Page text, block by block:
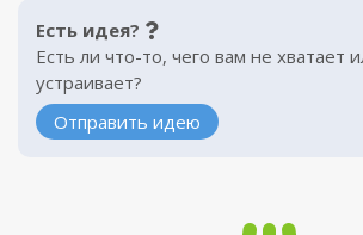
Есть идея?
Есть ли что-то, чего вам не хватает
устраивает?
Отправить идею